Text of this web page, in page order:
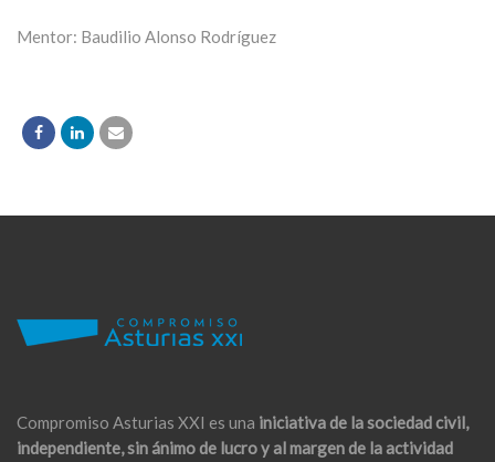
Mentor: Baudilio Alonso Rodríguez
Compromiso Asturias XXI es una iniciativa de la sociedad civil,
independiente, sin ánimo de lucro y al margen de la actividad